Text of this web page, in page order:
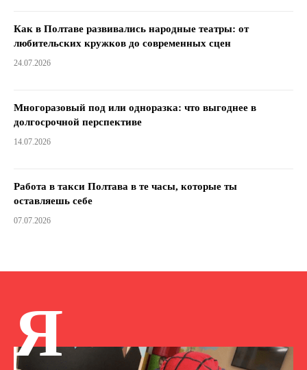
Как в Полтаве развивались народные театры: от
любительских кружков до современных сцен
24.07.2026
Многоразовый под или одноразка: что выгоднее в
долгосрочной перспективе
14.07.2026
Работа в такси Полтава в те часы, которые ты
оставляешь себе
07.07.2026
Я